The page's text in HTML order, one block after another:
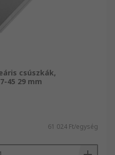
csúszkák,
45 29 mm
61 024 Ft/egység